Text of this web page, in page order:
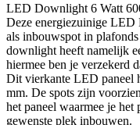
LED Downlight 6 Watt
Deze energiezuinige LED
als inbouwspot in
downlight heeft namelijk
hiermee ben je verzekerd
Dit vierkante LED paneel
mm. De spots zijn
het paneel waarmee je
gewenste plek inbouwen.